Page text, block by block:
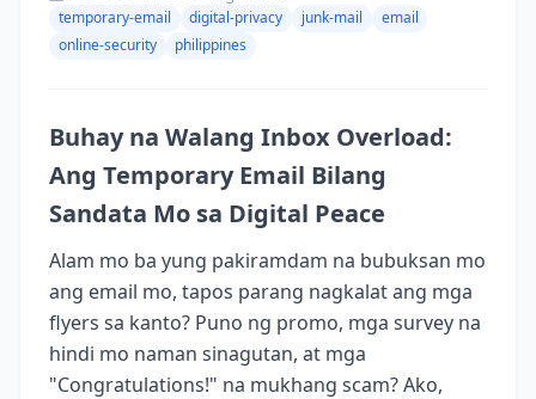
temporary-email digital-privacy junk-mail
email
online-security
philippines
Buhay na Walang Inbox Overload:
Ang Temporary Email Bilang
Sandata Mo sa Digital Peace
Alam mo ba yung pakiramdam na bubuksan mo
ang email mo, tapos parang nagkalat ang mga
flyers sa kanto? Puno ng promo, mga survey na
hindi mo naman sinagutan, at mga
"Congratulations!" na mukhang scam? Ako,